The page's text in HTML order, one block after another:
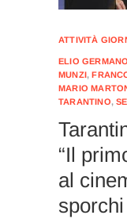
ATTIVITÀ
ELIO GERMANO
MUNZI,
MARIO
TARANTINO,
“Il
al